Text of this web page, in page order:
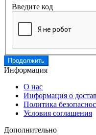
Введите код
Продолжить
Информация
О нас
Информация о
Политика
Условия соглашения
Дополнительно